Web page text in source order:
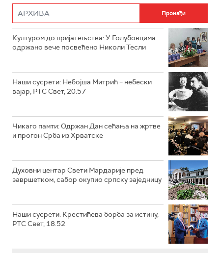
Културом до пријатељства: У Голубовцима
одржано вече посвећено Николи Тесли
Наши сусрети: Небојша Митрић – небески
вајар, РТС Свет, 20.57
Чикаго памти: Одржан Дан сећања на жртве
и прогон Срба из Хрватске
Духовни центар Свети Мардарије пред
завршетком, сабор окупио српску заједницу
Наши сусрети: Крестићева борба за истину,
РТС Свет, 18.52